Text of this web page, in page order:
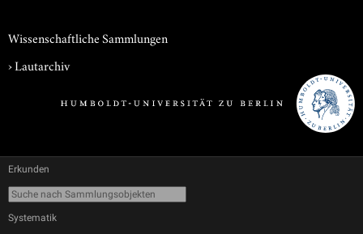
Wissenschaftliche Sammlungen
›Lautarchiv
Erkunden
Systematik